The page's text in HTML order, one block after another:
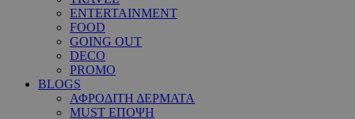
ENTERTAINMENT
FOOD
GOING OUT
DECO
PROMO
BLOGS
ΑΦΡΟΔΙΤΗ ΔΕΡΜΑΤΑ
MUST ΕΠΟΨΗ